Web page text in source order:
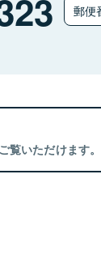
郵便
覧いただけます。